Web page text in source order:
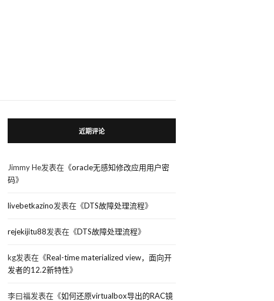
近期评论
Jimmy He发表在《oracle无感知修改应用用户密
码》
livebetkazino发表在《DTS故障处理流程》
rejekijitu88发表在《DTS故障处理流程》
kg发表在《Real-time materialized view，面向开
发者的12.2新特性》
李曰福发表在《如何还原virtualbox导出的RAC镜